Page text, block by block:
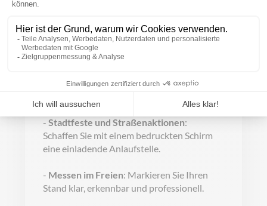
Rondo auf einem Sommer-Event, vor Ihrem
Geschäft oder bei einer Außenmesse ein
und bieten Sie Ihren Gästen oder Besuchern
-Stadtfeste und Straßenaktionen:
Schaffen Sie mit einem bedruckten Schirm
eine einladende Anlaufstelle.
- Messen im Freien: Markieren Sie Ihren
Stand klar, erkennbar und professionell.